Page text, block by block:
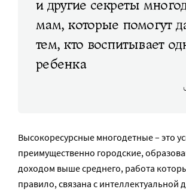
и другие секреты
мам, которые помогут
тем, кто воспитывает
ребенка
Высокоресурсные многодетные – это
преимущественно городские,
доходом выше среднего, работа
правило, связана с интеллектуальной